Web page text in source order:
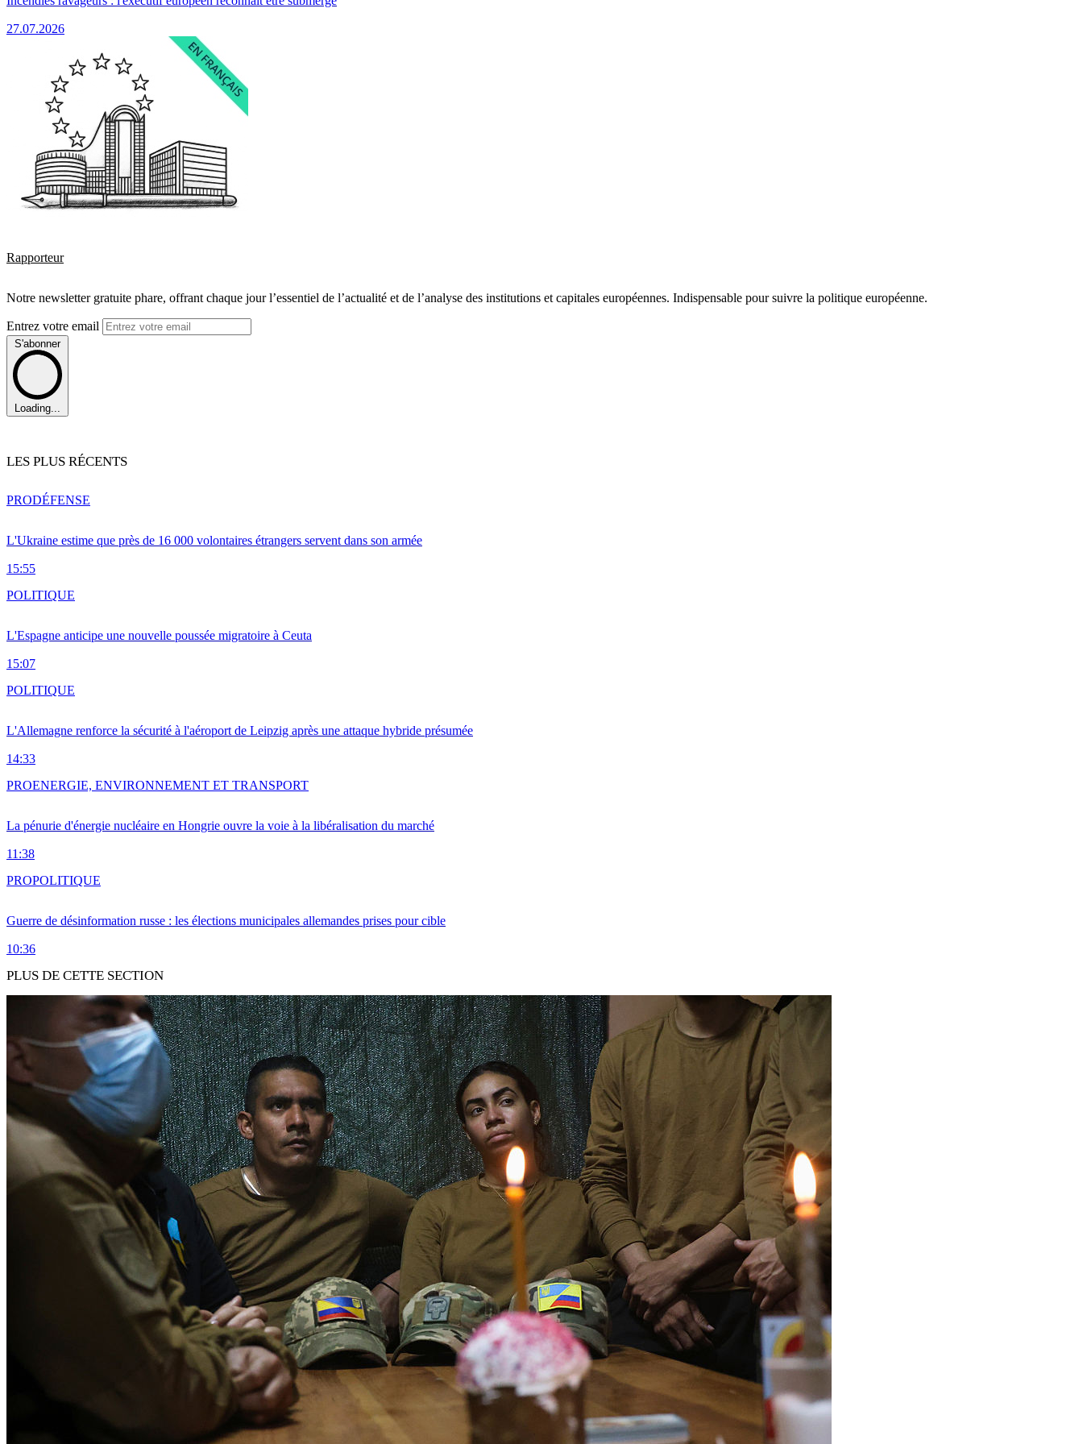
27.07.2026
Rapporteur
Notre newsletter gratuite phare, offrant chaque jour l’essentiel de l’actualité et de l’analyse des institutions et capitales européennes. Indispensable pour suivre la politique européenne.
Entrez votre email
S'abonner
Loading...
LES PLUS RÉCENTS
L'Ukraine estime que près de 16 000 volontaires étrangers servent dans son armée
15:55
PRODÉFENSE
L'Espagne anticipe une nouvelle poussée migratoire à Ceuta
15:07
POLITIQUE
L'Allemagne renforce la sécurité à l'aéroport de Leipzig après une attaque hybride présumée
14:33
POLITIQUE
La pénurie d'énergie nucléaire en Hongrie ouvre la voie à la libéralisation du marché
11:38
PROENERGIE, ENVIRONNEMENT ET TRANSPORT
Guerre de désinformation russe : les élections municipales allemandes prises pour cible
10:36
PROPOLITIQUE
PLUS DE CETTE SECTION